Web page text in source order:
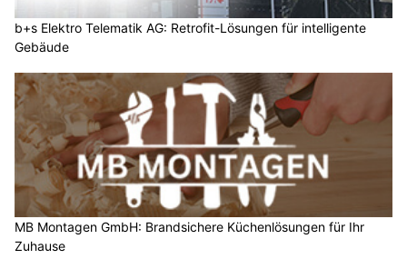
b+s Elektro Telematik AG: Retrofit-Lösungen für intelligente
Gebäude
MB Montagen GmbH: Brandsichere Küchenlösungen für Ihr
Zuhause